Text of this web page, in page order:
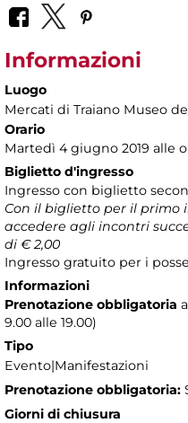
Informazioni
Luogo
Mercati di Traiano Museo
Orario
Martedì 4 giugno 2019 alle
Biglietto d'ingresso
Ingresso con biglietto
Con il biglietto per il primo
accedere agli incontri
di € 2,00
Ingresso gratuito per i
Informazioni
Prenotazione obbligatoria
9.00 alle 19.00)
Tipo
Evento|Manifestazioni
Prenotazione obbligatoria:
Giorni di chiusura